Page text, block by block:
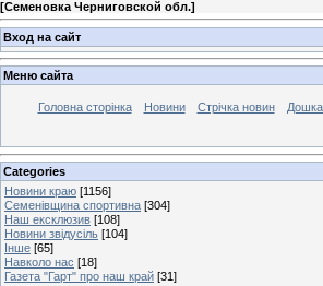
[Семеновка Черниговской обл.]
Вход на сайт
Меню сайта
Головна сторінка Новини Стрічка новин
Categories
Новини краю [1156]
Семенівщина спортивна [304]
Наш ексклюзив [108]
Новини звідусіль [104]
Інше [65]
Навколо нас [18]
Газета "Гарт" про наш край [31]